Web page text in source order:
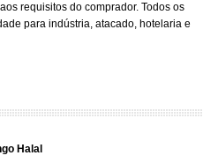
requisitos do comprador. Todos os
para indústria, atacado, hotelaria e
Halal